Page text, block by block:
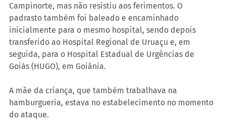
Campinorte, mas não resistiu aos ferimentos. O
padrasto também foi baleado e encaminhado
inicialmente para o mesmo hospital, sendo depois
transferido ao Hospital Regional de Uruaçu e, em
seguida, para o Hospital Estadual de Urgências de
Goiás (HUGO), em Goiânia.
A mãe da criança, que também trabalhava na
hamburgueria, estava no estabelecimento no momento
do ataque.